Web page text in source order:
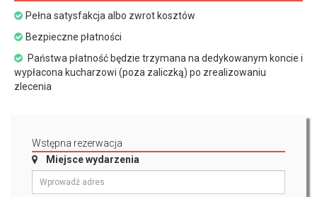
Pełna satysfakcja albo zwrot kosztów
Bezpieczne płatności
Państwa płatność będzie trzymana na dedykowanym koncie i
wypłacona kucharzowi (poza zaliczką) po zrealizowaniu
zlecenia
Wstępna rezerwacja
Miejsce wydarzenia